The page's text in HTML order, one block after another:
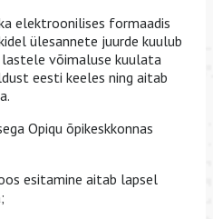
elektroonilises formaadis
ülesannete juurde kuulub
lastele võimaluse kuulata
eesti keeles ning aitab
Opiqu õpikeskkonnas
aitab lapsel